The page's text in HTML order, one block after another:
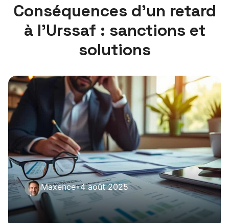
Conséquences d’un retard
à l’Urssaf : sanctions et
solutions
Maxence•4 août 2025